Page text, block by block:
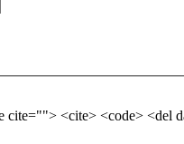
<cite> <code> <del